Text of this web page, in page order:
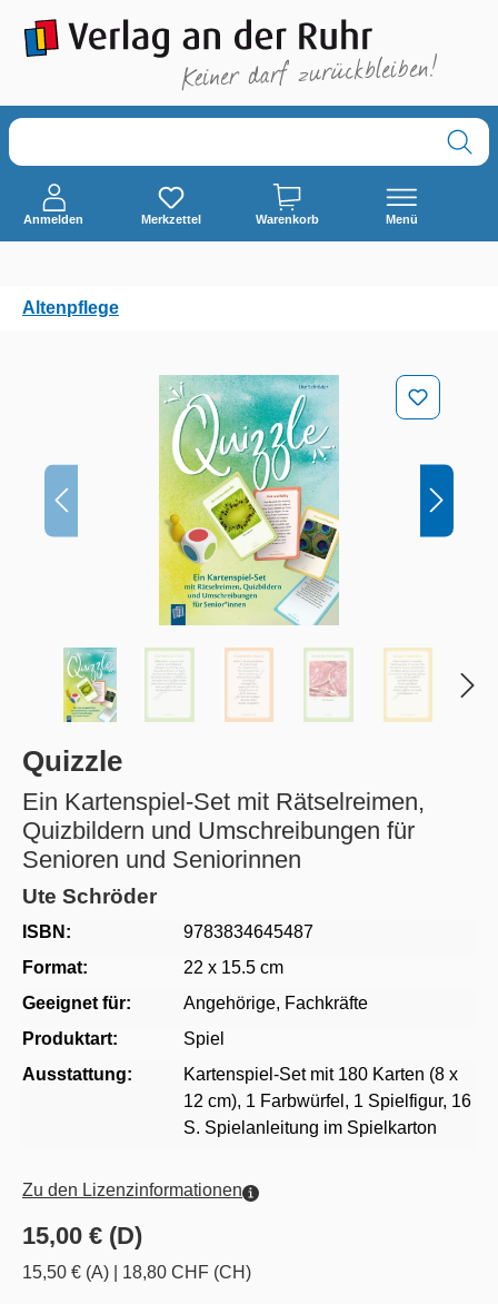
springen
Anmelden Merkzettel Warenkorb Menü
Altenpflege
Bildergalerie überspringen
Quizzle
Ein Kartenspiel-Set mit Rätselreimen,
Quizbildern und Umschreibungen für
Senioren und Seniorinnen
Ute Schröder
ISBN:
9783834645487
Format:
22 x 15.5 cm
Geeignet für:
Angehörige, Fachkräfte
Produktart:
Spiel
Ausstattung:
Kartenspiel-Set mit 180 Karten (8 x
12 cm), 1 Farbwürfel, 1 Spielfigur, 16
S. Spielanleitung im Spielkarton
Zu den Lizenzinformationen
15,00 € (D)
15,50 € (A) 18,80 CHF (CH)